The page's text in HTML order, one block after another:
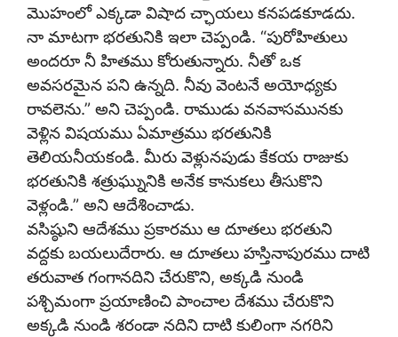
మొహంలో ఎక్కడా విషాద చ్ఛాయలు కనపడకూడదు.
నా మాటగా భరతునికి ఇలా చెప్పండి. “పురోహితులు
అందరూ నీ హితము కోరుతున్నారు. నీతో ఒక
అవసరమైన పని ఉన్నది. నీవు వెంటనే అయోధ్యకు
రావలెను.” అని చెప్పండి. రాముడు వనవాసమునకు
వెళ్లిన విషయము ఏమాత్రము భరతునికి
తెలియనీయకండి. మీరు వెళ్లునపుడు కేకయ రాజుకు
భరతునికి శత్రుఘ్నునికి అనేక కానుకలు తీసుకొని
వెళ్లండి.” అని ఆదేశించాడు.
వసిష్ఠుని ఆదేశము ప్రకారము ఆ దూతలు భరతుని
వద్దకు బయలుదేరారు. ఆ దూతలు హస్తినాపురము దాటి
తరువాత గంగానదిని చేరుకొని, అక్కడి నుండి
పశ్చిమంగా ప్రయాణించి పాంచాల దేశము చేరుకొని
అక్కడి నుండి శరండా నదిని దాటి కులింగా నగరిని